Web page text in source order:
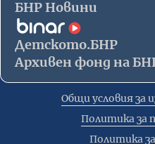
БНР Новини
Детското.БНР
Архивен фонд на
Общи условия за
Политика за
Политика